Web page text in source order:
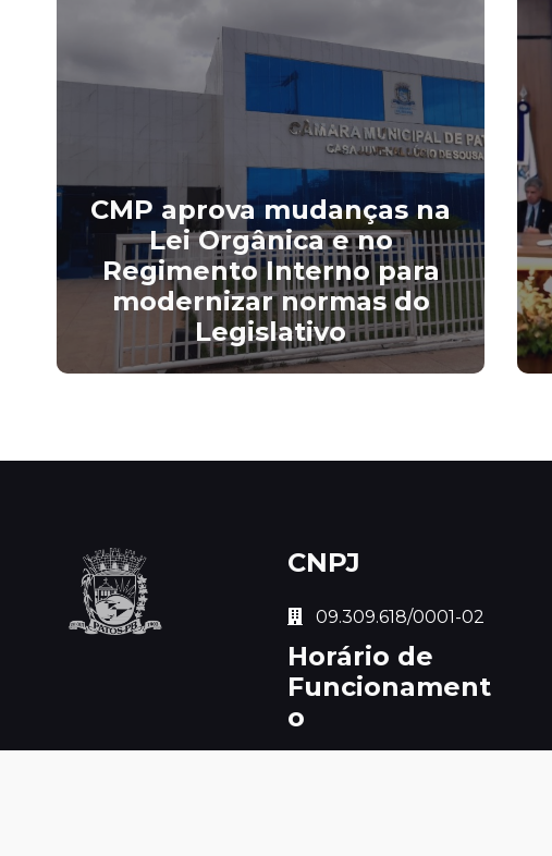
CMP aprova mudanças na
Lei Orgânica e no
Regimento Interno para
modernizar normas do
Legislativo
CNPJ
09.309.618/0001-02
Horário de
Funcionament
o